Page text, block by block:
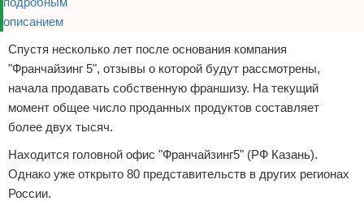
Спустя несколько лет после основания компания
"Франчайзинг 5", отзывы о которой будут рассмотрены,
начала продавать собственную франшизу. На текущий
момент общее число проданных продуктов составляет
более двух тысяч.
Находится головной офис "Франчайзинг5" (РФ Казань).
Однако уже открыто 80 представительств в других регионах
России.